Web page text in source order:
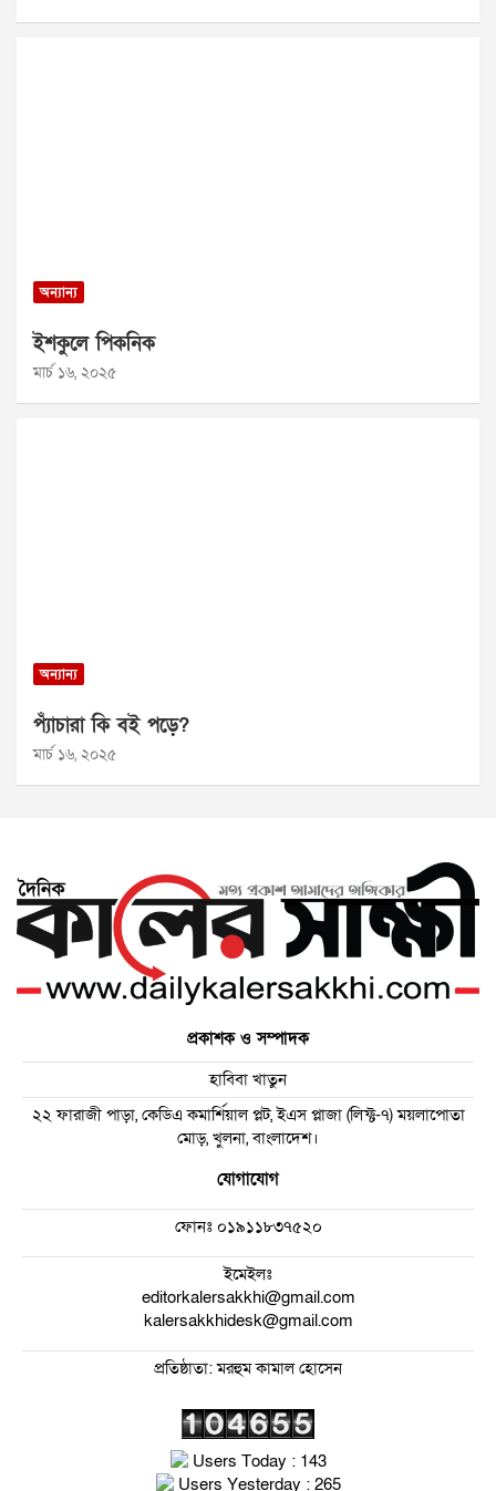
অন্যান্য
ইশকুলে পিকনিক
মার্চ ১৬, ২০২৫
অন্যান্য
প্যাঁচারা কি বই পড়ে?
মার্চ ১৬, ২০২৫
প্রকাশক ও সম্পাদক
হাবিবা খাতুন
২২ ফারাজী পাড়া, কেডিএ কমার্শিয়াল প্লট, ইএস প্লাজা (লিফ্ট-৭) ময়লাপোতা
মোড়, খুলনা, বাংলাদেশ।
যোগাযোগ
ফোনঃ০১৯১১৮৩৭৫২০
ইমেইলঃ
editorkalersakkhi@gmail.com
kalersakkhidesk@gmail.com
প্রতিষ্ঠাতা: মরহুম কামাল হোসেন
Users Today : 143
Users Yesterday : 265